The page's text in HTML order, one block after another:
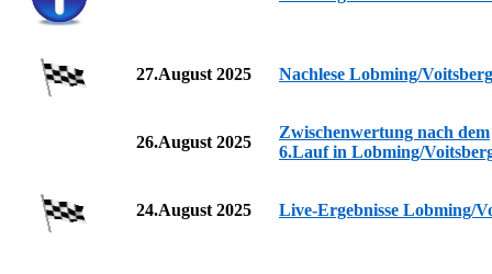
27.August 2025 Nachlese Lobming/Voitsberg
26.August 2025
Zwischenwertung nach dem
6.Lauf in Lobming/
24.August 2025 Live-Ergebnisse Lobming/